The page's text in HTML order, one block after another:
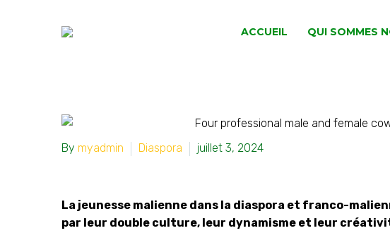
ACCUEIL QUI SOMMES
By myadmin Diaspora juillet 3, 2024
La jeunesse malienne dans la diaspora et franco-
par leur double culture, leur dynamisme et leur